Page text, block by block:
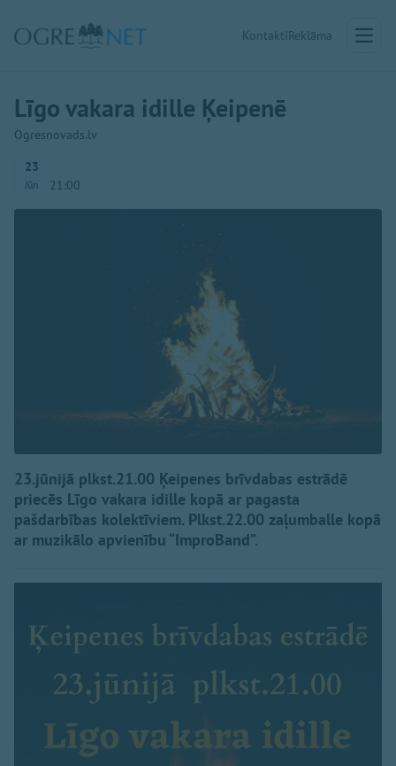
KontaktiReklāma
Līgo vakara idille Ķeipenē
Ogresnovads.lv
23
Jūn 21:00
23.jūnijā plkst.21.00 Ķeipenes brīvdabas estrādē
priecēs Līgo vakara idille kopā ar pagasta
pašdarbības kolektīviem. Plkst.22.00 zaļumballe kopā
ar muzikālo apvienību “ImproBand”.